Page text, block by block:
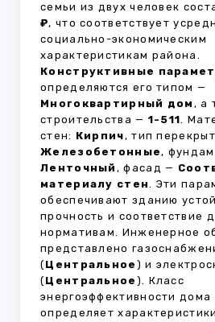
семьи из двух человек
₽, что соответствует
социально-экономическим
характеристикам района.
Конструктивные
определяются его типом —
Многоквартирный дом , а
строительства — 1-511.
стен: Кирпич, тип
Железобетонные,
Ленточный , фасад —
материалу стен. Эти
обеспечивают зданию
прочность и соответствие
нормативам. Инженерное
представлено
(Центральное ) и
(Центральное ). Класс
энергоэффективности дома
определяет характеристики